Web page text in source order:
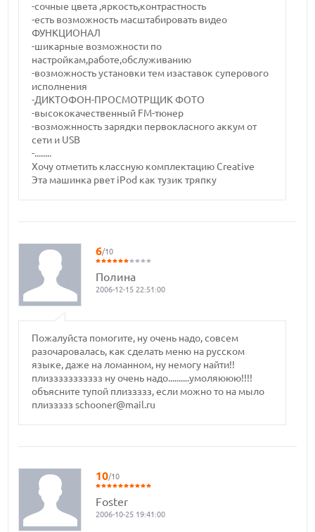
-сочные цвета ,яркость,контрастность
-есть возможность масштабировать видео
ФУНКЦИОНАЛ
-шикарные возможности по
настройкам,работе,обслуживанию
-возможность установки тем изаставок суперового
исполнения
-ДИКТОФОН-ПРОСМОТРЩИК ФОТО
-высококачественный FM-тюнер
-возможнность зарядки первокласного аккум от
сети и USB
-........
Хочу отметить классную комплектацию Creative
Эта машинка рвет iPod как тузик тряпку
6/10
Полина
2006-12-15 22:51:00
Пожалуйста помогите, ну очень надо, совсем
разочаровалась, как сделать меню на русском
языке, даже на ломанном, ну немогу найти!!
плиззззззззззз ну очень надо..........умоляююю!!!!
объясните тупой плиззззз, если можно то на мыло
плиззззз schooner@mail.ru
10/10
Foster
2006-10-25 19:41:00